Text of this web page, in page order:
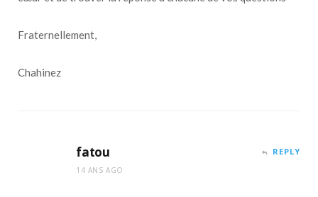
Fraternellement,
Chahinez
fatou
14 ANS AGO
REPLY